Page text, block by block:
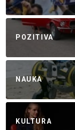
POZITIVA
NAUKA
KULTURA